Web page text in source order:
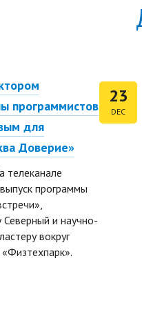
программистов
для
Доверие»
телеканале
программы
и научно-
вокруг
23
DEC